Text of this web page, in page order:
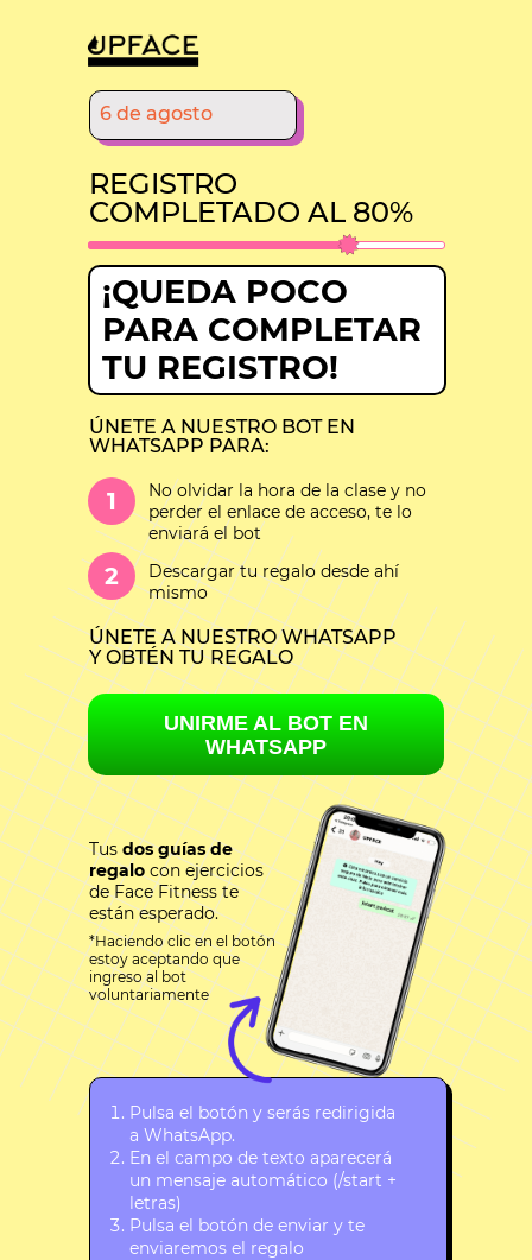
REGISTRO
COMPLETADO AL 80%
ÚNETE A NUESTRO BOT EN
WHATSAPP PARA:
ÚNETE A NUESTRO WHATSAPP
Y OBTÉN TU REGALO
No olvidar la hora de la clase y no
perder el enlace de acceso, te lo
enviará el bot
Descargar tu regalo desde ahí
mismo
Tus dos guías de
regalo con ejercicios
de Face Fitness te
están esperado.
*Haciendo clic en el botón
estoy aceptando que
ingreso al bot
voluntariamente
Pulsa el botón y serás redirigida
a WhatsApp.
En el campo de texto aparecerá
un mensaje automático (/start +
letras)
Pulsa el botón de enviar y te
enviaremos el regalo
6 de agosto
¡QUEDA POCO
PARA COMPLETAR
TU REGISTRO!
1
2